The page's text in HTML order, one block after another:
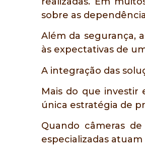
sobre as
Além da segurança,
às expectativas de
A integração das
Mais do que investir
única estratégia de
Quando câmeras
especializadas